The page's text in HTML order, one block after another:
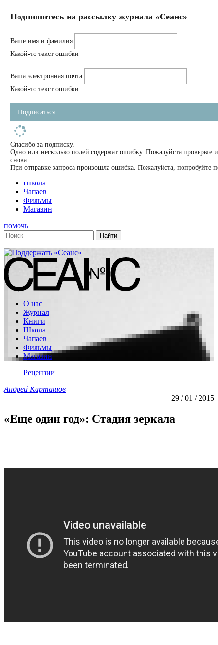
Магазин
Журнал
Школа
Устав
Фильмы
Имена
Тэги
О нас
Журнал
Книги
Школа
Чапаев
Фильмы
Магазин
помочь
О нас
Журнал
Книги
Школа
Чапаев
Фильмы
Магазин
Рецензии
Андрей Карташов
29 / 01 / 2015
«Еще один год»: Стадия зеркала
Подпишитесь на рассылку журнала «Сеанс»
Ваше имя и фамилия
Какой-то текст ошибки
Ваша электронная почта
Какой-то текст ошибки
Подписаться
Спасибо за подписку.
Одно или несколько полей содержат ошибку. Пожалуйста проверьте
снова.
При отправке запроса произошла ошибка. Пожалуйста, попробуйте